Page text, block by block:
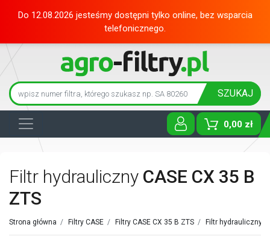
Do 12.08.2026 jesteśmy dostępni tylko online, bez wsparcia
telefonicznego.
SZUKAJ
0,00 zł
Toggle
Filtr hydrauliczny CASE CX 35 B
ZTS
Strona główna / Filtry CASE / Filtry CASE CX 35 B ZTS / Filtr hydrauliczny